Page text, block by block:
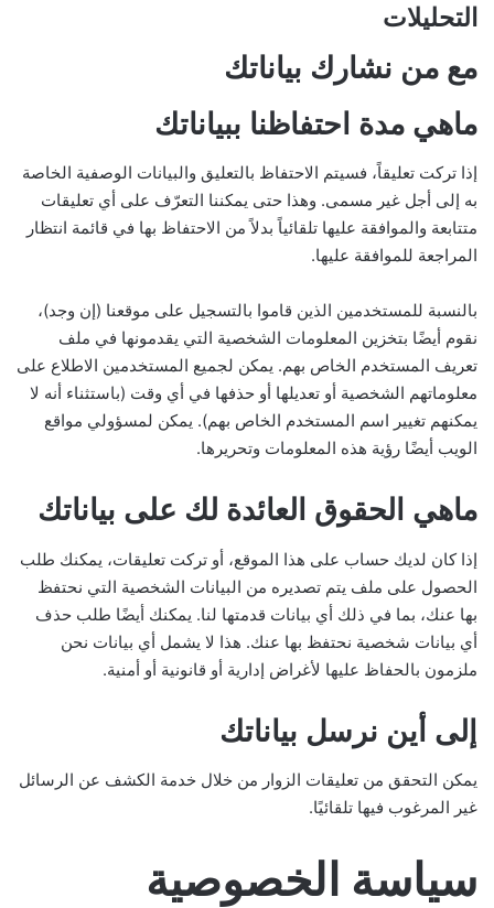
التحليلات
مع من نشارك بياناتك
ماهي مدة احتفاظنا ببياناتك
إذا تركت تعليقاً، فسيتم الاحتفاظ بالتعليق والبيانات الوصفية الخاصة
به إلى أجل غير مسمى. وهذا حتى يمكننا التعرّف على أي تعليقات
متتابعة والموافقة عليها تلقائياً بدلاً من الاحتفاظ بها في قائمة انتظار
المراجعة للموافقة عليها.
بالنسبة للمستخدمين الذين قاموا بالتسجيل على موقعنا (إن وجد)،
نقوم أيضًا بتخزين المعلومات الشخصية التي يقدمونها في ملف
تعريف المستخدم الخاص بهم. يمكن لجميع المستخدمين الاطلاع على
معلوماتهم الشخصية أو تعديلها أو حذفها في أي وقت (باستثناء أنه لا
يمكنهم تغيير اسم المستخدم الخاص بهم). يمكن لمسؤولي مواقع
الويب أيضًا رؤية هذه المعلومات وتحريرها.
ماهي الحقوق العائدة لك على بياناتك
إذا كان لديك حساب على هذا الموقع، أو تركت تعليقات، يمكنك طلب
الحصول على ملف يتم تصديره من البيانات الشخصية التي نحتفظ
بها عنك، بما في ذلك أي بيانات قدمتها لنا. يمكنك أيضًا طلب حذف
أي بيانات شخصية نحتفظ بها عنك. هذا لا يشمل أي بيانات نحن
ملزمون بالحفاظ عليها لأغراض إدارية أو قانونية أو أمنية.
إلى أين نرسل بياناتك
يمكن التحقق من تعليقات الزوار من خلال خدمة الكشف عن الرسائل
غير المرغوب فيها تلقائيًا.
سياسة الخصوصية